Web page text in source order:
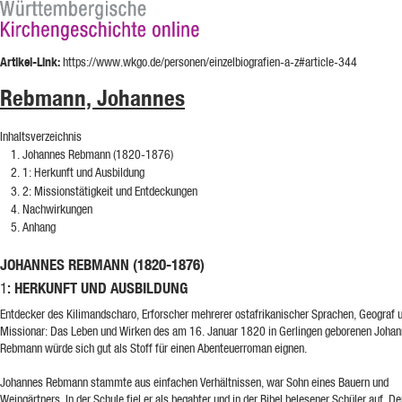
Artikel-Link:https://www.wkgo.de/personen/einzelbiografien-a-z#article-344
Rebmann, Johannes
Inhaltsverzeichnis
Johannes Rebmann (1820-1876)
1: Herkunft und Ausbildung
2: Missionstätigkeit und Entdeckungen
Nachwirkungen
Anhang
JOHANNES REBMANN (1820-1876)
1: HERKUNFT UND AUSBILDUNG
Entdecker des Kilimandscharo, Erforscher mehrerer ostafrikanischer Sprachen, Geograf
Missionar: Das Leben und Wirken des am 16. Januar 1820 in Gerlingen geborenen
Rebmann würde sich gut als Stoff für einen Abenteuerroman eignen.
Johannes Rebmann stammte aus einfachen Verhältnissen, war Sohn eines Bauern und